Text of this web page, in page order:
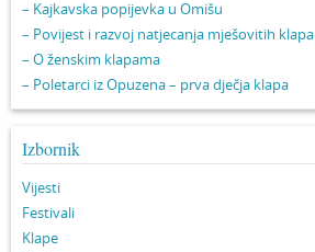
– Kajkavska popijevka u Omišu
– Povijest i razvoj natjecanja mješovitih klapa
– O ženskim klapama
– Poletarci iz Opuzena – prva dječja klapa
Izbornik
Vijesti
Festivali
Klape